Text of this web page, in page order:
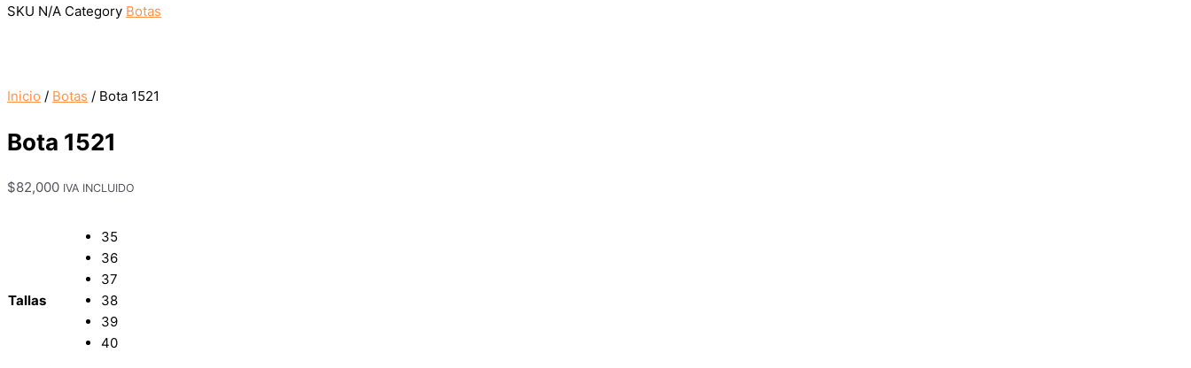
SKU N/A Category Botas
Inicio / Botas / Bota 1521
Bota 1521
$82,000 IVA INCLUIDO
Tallas
35
36
37
38
39
40